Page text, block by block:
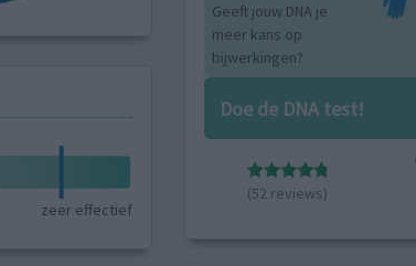
zeer effectief
Geeft jouw DNA je
meer kans op
bijwerkingen?
Doe de DNA test!
(52 reviews)